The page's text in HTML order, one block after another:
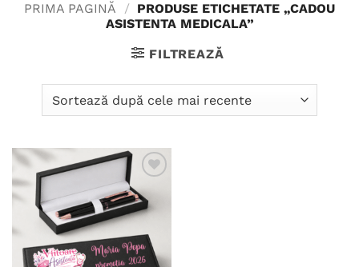
PRIMA PAGINĂ / PRODUSE ETICHETATE „CADOU
ASISTENTA MEDICALA”
FILTREAZĂ
Adaugă
în
wishlist